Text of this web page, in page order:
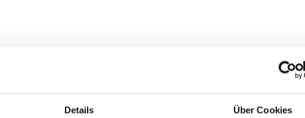
Details Über Cookies
SAS "Im Haarlass" In der Neckarhelle:162